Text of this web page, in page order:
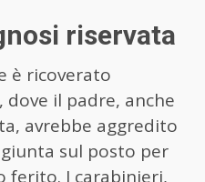
riservata
è ricoverato
dove il padre, anche
avrebbe aggredito
sul posto per
ferito. I carabinieri,